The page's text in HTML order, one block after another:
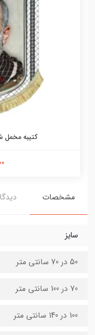
کتیبه
مشخصات
سایز
50 در 70 سانتی متر
70 در 100 سانتی متر
100 در 140 سانتی متر